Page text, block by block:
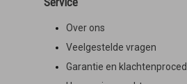
Over ons
Veelgestelde vragen
Garantie en